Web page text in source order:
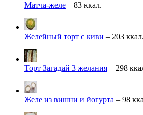
Матча-желе – 83 ккал.
Желейный торт с киви – 203 ккал.
Торт Загадай 3 желания – 298
Желе из вишни и йогурта – 98